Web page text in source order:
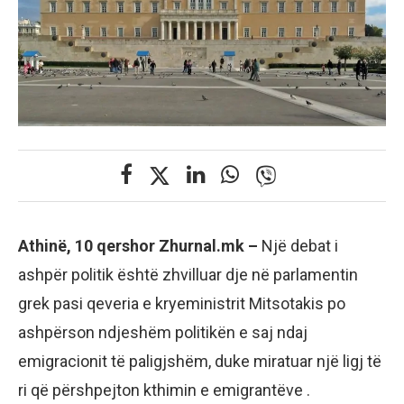
Athinë, 10 qershor Zhurnal.mk – Një debat i
ashpër politik është zhvilluar dje në parlamentin
grek pasi qeveria e kryeministrit Mitsotakis po
ashpërson ndjeshëm politikën e saj ndaj
emigracionit të paligjshëm, duke miratuar një ligj të
ri që përshpejton kthimin e emigrantëve .